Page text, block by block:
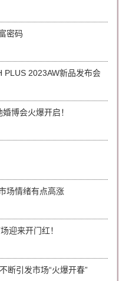
密码
PLUS 2023AW新品发布会
博会火爆开启！
场情绪有点高涨
迎来开门红！
断引发市场“火爆开春”